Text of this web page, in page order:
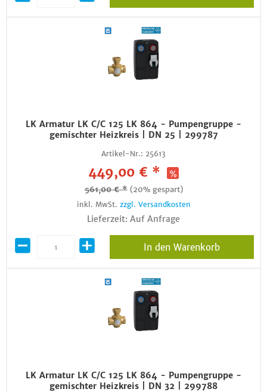
LK Armatur LK C/C 125 LK 864 - Pumpengruppe -
gemischter Heizkreis | DN 25 | 299787
Artikel-Nr.: 25613
449,00 € *
561,00 € * (20% gespart)
inkl. MwSt. zzgl. Versandkosten
Lieferzeit: Auf Anfrage
In den Warenkorb
LK Armatur LK C/C 125 LK 864 - Pumpengruppe -
gemischter Heizkreis | DN 32 | 299788